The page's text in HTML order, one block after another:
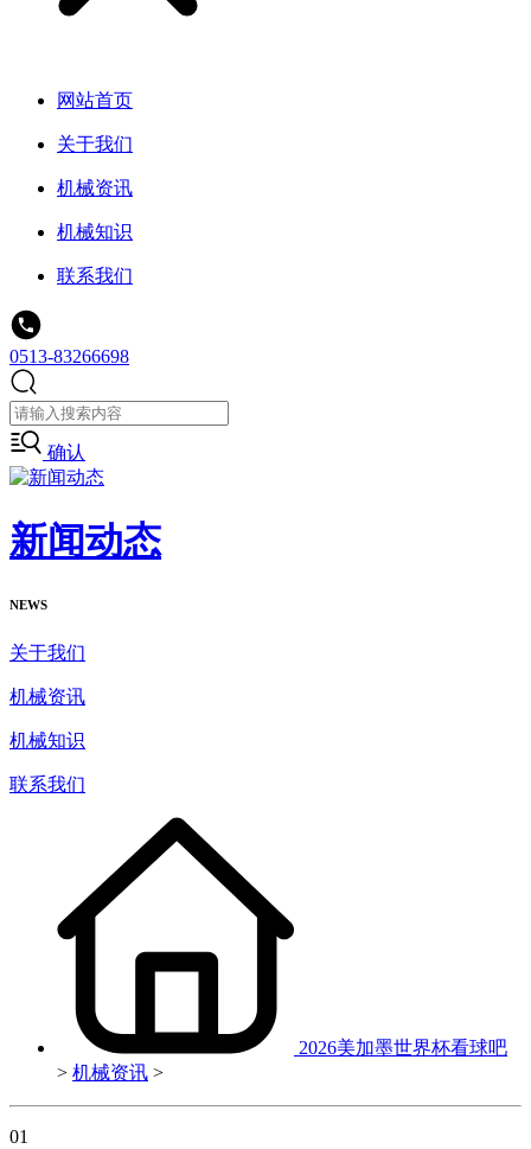
网站首页
关于我们
机械资讯
机械知识
联系我们
0513-83266698
确认
新闻动态
NEWS
关于我们
机械资讯
机械知识
联系我们
2026美加墨世界杯看球吧
> 机械资讯 >
01